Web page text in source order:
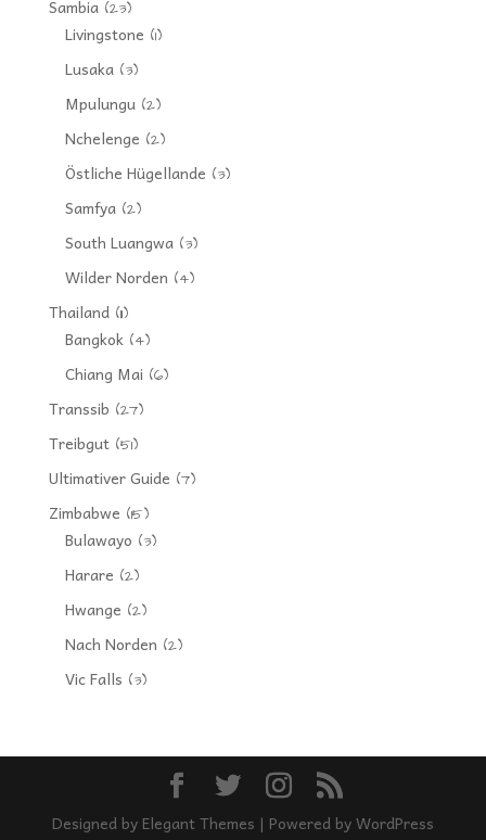
Sambia(23)
Livingstone (1)
Lusaka(3)
Mpulungu(2)
Nchelenge (2)
Östliche Hügellande (3)
Samfya(2)
South Luangwa(3)
Wilder Norden (4)
Thailand(11)
Bangkok(4)
Chiang Mai (6)
Transsib (27)
Treibgut(51)
Ultimativer Guide (7)
Zimbabwe (15)
Bulawayo (3)
Harare (2)
Hwange (2)
Nach Norden (2)
Vic Falls (3)
Designed by Elegant Themes | Powered byWordPress